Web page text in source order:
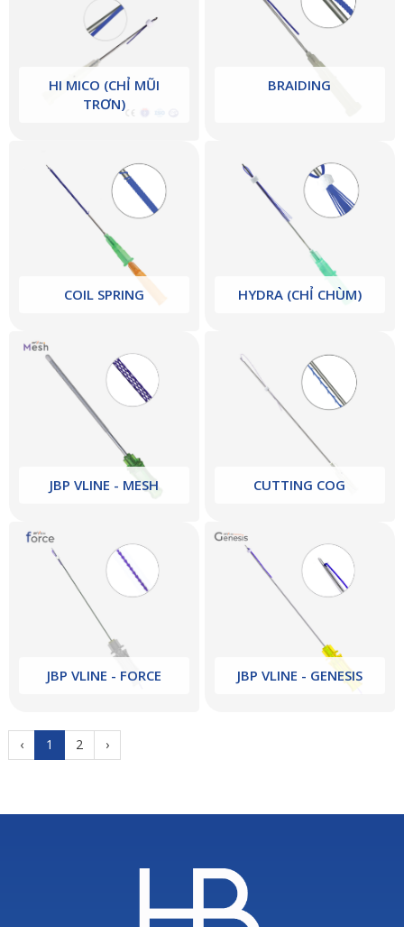
HI MICO (CHỈ MŨI
TRƠN)
BRAIDING
COIL SPRING HYDRA (CHỈ CHÙM)
JBP VLINE - MESH CUTTING COG
JBP VLINE - FORCE JBP VLINE - GENESIS
‹ 1 2 ›